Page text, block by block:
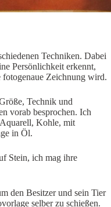
Techniken. Dabei
Persönlichkeit erkennt,
fotogenaue Zeichnung wird.
Technik und
vorab besprochen. Ich
Kohle, mit
in Öl.
Stein, ich mag ihre
den Besitzer und sein Tier
selber zu schießen.